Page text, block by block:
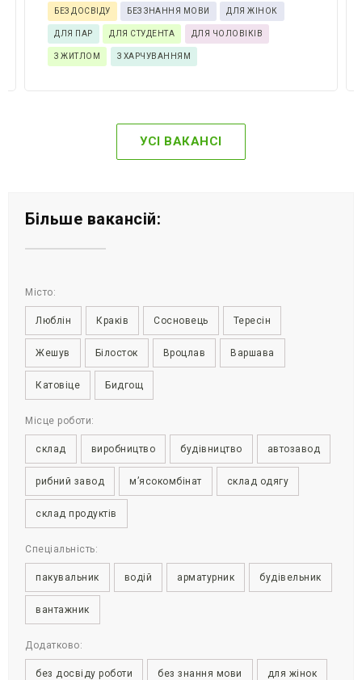
БЕЗ ДОСВІДУ БЕЗ ЗНАННЯ МОВИ ДЛЯ ЖІНОК
ДЛЯ ПАР ДЛЯ СТУДЕНТА ДЛЯ ЧОЛОВІКІВ
З ЖИТЛОМ З ХАРЧУВАННЯМ
УСІ ВАКАНСІ
Більше вакансій:
Місто:
Люблін Краків Сосновець Тересін
Жешув Білосток Вроцлав Варшава
Катовіце Бидгощ
Місце роботи:
склад виробництво будівництво автозавод
рибний завод м’ясокомбінат склад одягу
склад продуктів
Спеціальність:
пакувальник водій арматурник будівельник
вантажник
Додатково:
без досвіду роботи без знання мови для жінок